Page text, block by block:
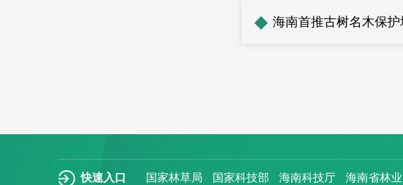
◆ 海南首推古树名木保
快速入口 国家林草局 国家科技部 海南科技厅 海南省林